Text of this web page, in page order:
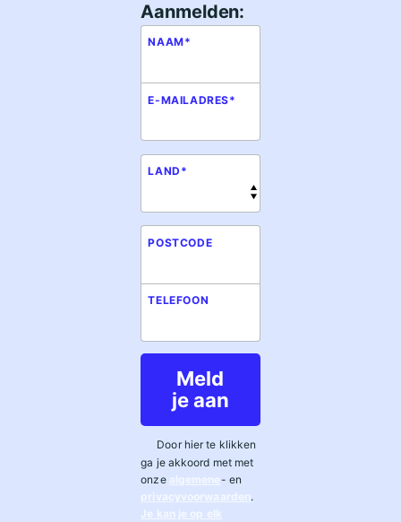
Aanmelden:
NAAM*
E-MAILADRES*
LAND *
POSTCODE
TELEFOON
Meld
je aan
Door hier te klikken
ga je akkoord met met
onze algemene- en
privacyvoorwaarden.
Je kan je op elk